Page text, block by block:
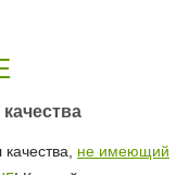
не имеющий